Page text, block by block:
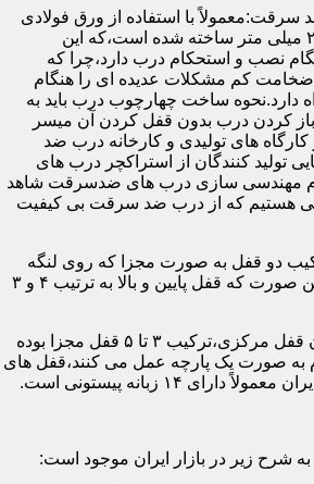
با استفاده از ورق فولادی
ST۳۷ به ضخامت ۱.۵ تا ۲ میلی متر ساخته شده است،که این
نصب و استحکام درب دارد،چرا که
کم مشکلات عدیده ای را هنگام
دارد.نحوه ساخت چهارچوب درب باید به
باز کردن درب بدون قفل کردن آن میسر
کارگاه های تولیدی و کارخانه درب ضد
تولید کنندگان از استراکچر درب های
مهندسی سازی درب های ضدسرقت شاهد
هستیم که از درب ضد سرقت بی کیفیت
دو قفل به صورت مجزا که روی لنگه
درب نصب می گردد به این صورت که قفل پایین و بالا به ترتیب ۴ و ۳
قفل مولتی پوینت:یا همان قفل مرکزی،ترکیب ۳ تا ۵ قفل مجزا بوده
به صورت یک پارچه عمل می کنند،قفل های
۱۴ زبانه پیستونی است.
زیر در بازار ایران موجود است: